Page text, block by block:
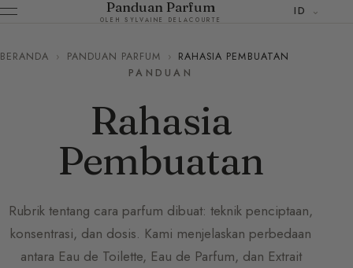
Panduan Parfum
OLEH SYLVAINE DELACOURTE
ID
BERANDA › PANDUAN PARFUM › RAHASIA PEMBUATAN
PANDUAN
Rahasia
Pembuatan
Rubrik tentang cara parfum dibuat: teknik penciptaan,
konsentrasi, dan dosis. Kami menjelaskan perbedaan
antara Eau de Toilette, Eau de Parfum, dan Extrait